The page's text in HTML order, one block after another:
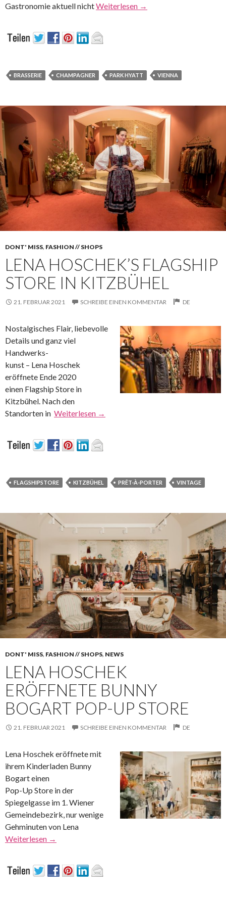
Gastronomie aktuell nichtWeiterlesen →
BRASSERIE CHAMPAGNER PARK HYATT VIENNA
DONT' MISS, FASHION // SHOPS
LENA HOSCHEK’S FLAGSHIP
STORE IN KITZBÜHEL
21. FEBRUAR 2021 SCHREIBE EINEN KOMMENTAR DE
Nostalgisches Flair, liebevolle
Details und ganz viel
Handwerks-
kunst – Lena Hoschek
eröffnete Ende 2020
einen Flagship Store in
Kitzbühel. Nach den
Standorten in Weiterlesen →
FLAGSHIPSTORE KITZBÜHEL PRÊT-À-PORTER VINTAGE
DONT' MISS, FASHION // SHOPS, NEWS
LENA HOSCHEK
ERÖFFNETE BUNNY
BOGART POP-UP STORE
21. FEBRUAR 2021 SCHREIBE EINEN KOMMENTAR DE
Lena Hoschek eröffnete mit
ihrem Kinderladen Bunny
Bogart einen
Pop-Up Store in der
Spiegelgasse im 1. Wiener
Gemeindebezirk, nur wenige
Gehminuten von Lena
Weiterlesen →